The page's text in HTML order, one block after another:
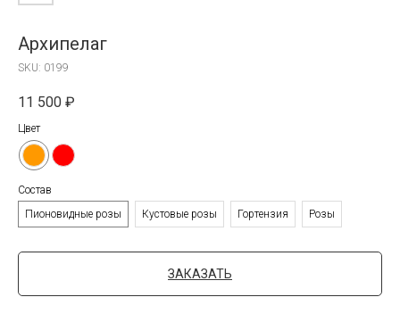
Архипелаг
SKU: 0199
11 500 ₽
Цвет
Состав
Пионовидные розы
Кустовые розы Гортензия Розы
ЗАКАЗАТЬ